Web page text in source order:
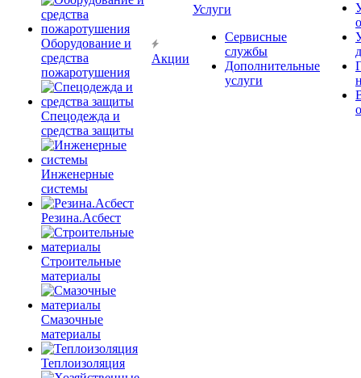
Оборудование и
средства
пожаротушения
Спецодежда и
средства защиты
Инженерные
системы
Резина.Асбест
Строительные
материалы
Смазочные
материалы
Теплоизоляция
Акции
Услуги
Сервисные
службы
Дополнительные
услуги